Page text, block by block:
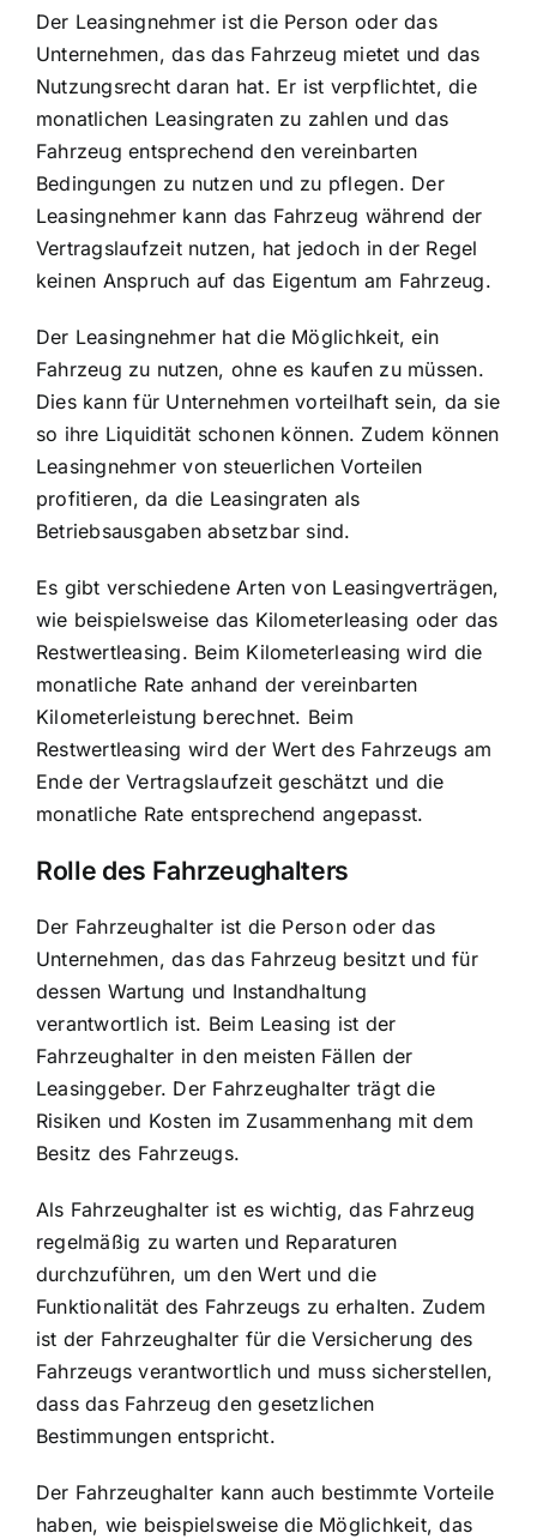
Der Leasingnehmer ist die Person oder das
Unternehmen, das das Fahrzeug mietet und das
Nutzungsrecht daran hat. Er ist verpflichtet, die
monatlichen Leasingraten zu zahlen und das
Fahrzeug entsprechend den vereinbarten
Bedingungen zu nutzen und zu pflegen. Der
Leasingnehmer kann das Fahrzeug während der
Vertragslaufzeit nutzen, hat jedoch in der Regel
keinen Anspruch auf das Eigentum am Fahrzeug.
Der Leasingnehmer hat die Möglichkeit, ein
Fahrzeug zu nutzen, ohne es kaufen zu müssen.
Dies kann für Unternehmen vorteilhaft sein, da sie
so ihre Liquidität schonen können. Zudem können
Leasingnehmer von steuerlichen Vorteilen
profitieren, da die Leasingraten als
Betriebsausgaben absetzbar sind.
Es gibt verschiedene Arten von Leasingverträgen,
wie beispielsweise das Kilometerleasing oder das
Restwertleasing. Beim Kilometerleasing wird die
monatliche Rate anhand der vereinbarten
Kilometerleistung berechnet. Beim
Restwertleasing wird der Wert des Fahrzeugs am
Ende der Vertragslaufzeit geschätzt und die
monatliche Rate entsprechend angepasst.
Rolle des Fahrzeughalters
Der Fahrzeughalter ist die Person oder das
Unternehmen, das das Fahrzeug besitzt und für
dessen Wartung und Instandhaltung
verantwortlich ist. Beim Leasing ist der
Fahrzeughalter in den meisten Fällen der
Leasinggeber. Der Fahrzeughalter trägt die
Risiken und Kosten im Zusammenhang mit dem
Besitz des Fahrzeugs.
Als Fahrzeughalter ist es wichtig, das Fahrzeug
regelmäßig zu warten und Reparaturen
durchzuführen, um den Wert und die
Funktionalität des Fahrzeugs zu erhalten. Zudem
ist der Fahrzeughalter für die Versicherung des
Fahrzeugs verantwortlich und muss sicherstellen,
dass das Fahrzeug den gesetzlichen
Bestimmungen entspricht.
Der Fahrzeughalter kann auch bestimmte Vorteile
haben, wie beispielsweise die Möglichkeit, das